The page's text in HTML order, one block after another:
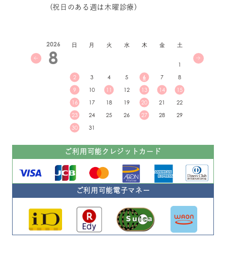
(祝日のある週は木曜診療)
2026
8
日 月 火 水 木 金 土
1
2
3 4 5 6 7
8
9
10 11 12 13 14
15
16
17 18 19 20 21
22
23
24 25 26 27 28
29
30
31
ご利用可能クレジットカード
ご利用可能電子マネー